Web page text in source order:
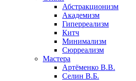
Абстракционизм
Академизм
Гиперреализм
Китч
Минимализм
Сюрреализм
Мастера
Артёменко В.В.
Селин В.Б.